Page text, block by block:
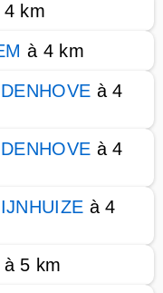
4 km
à 4 km
à 4
à 4
à 4
à 5 km